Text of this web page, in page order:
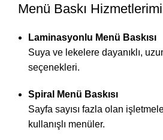
Menü Baskı
Laminasyonlu Menü Baskısı
Suya ve lekelere dayanıklı,
seçenekleri.
Spiral Menü Baskısı
Sayfa sayısı fazla olan
kullanışlı menüler.